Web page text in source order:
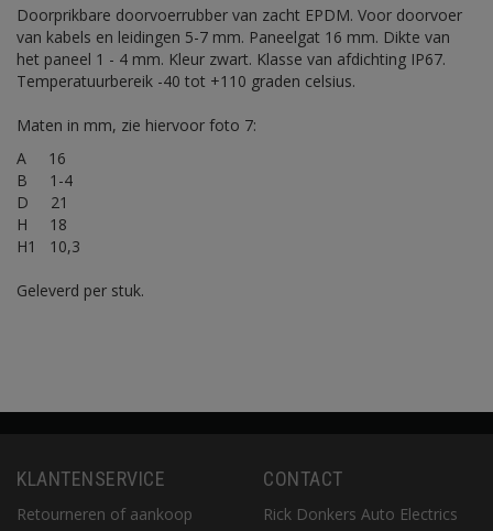
Doorprikbare doorvoerrubber van zacht EPDM. Voor doorvoer
van kabels en leidingen 5-7 mm. Paneelgat 16 mm. Dikte van
het paneel 1 - 4 mm. Kleur zwart. Klasse van afdichting IP67.
Temperatuurbereik -40 tot +110 graden celsius.
Maten in mm, zie hiervoor foto 7:
A 16
B 1-4
D 21
H 18
H1 10,3
Geleverd per stuk.
KLANTENSERVICE
Retourneren of aankoop
CONTACT
Rick Donkers Auto Electrics